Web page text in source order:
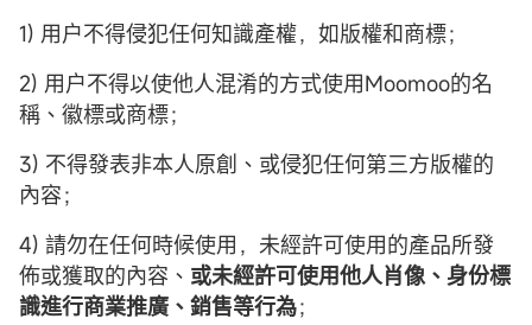
1) 用户不得侵犯任何知識產權，如版權和商標；
2) 用户不得以使他人混淆的方式使用Moomoo的名
稱、徽標或商標；
3) 不得發表非本人原創、或侵犯任何第三方版權的
內容；
4) 請勿在任何時候使用，未經許可使用的產品所發
佈或獲取的內容、 或未經許可使用他人肖像、身份標
識進行商業推廣、銷售等行為；